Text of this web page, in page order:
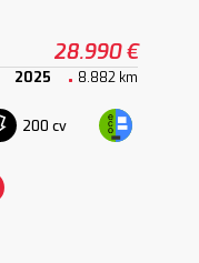
28.990 €
2025 8.882 km
200 cv